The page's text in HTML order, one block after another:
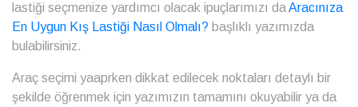
lastiği seçmenize yardımcı olacak ipuçlarımızı daAracınıza
En Uygun Kış Lastiği Nasıl Olmalı? başlıklı yazımızda
bulabilirsiniz.
Araç seçimi yaaprken dikkat edilecek noktaları detaylı bir
şekilde öğrenmek için yazımızın tamamını okuyabilir ya da